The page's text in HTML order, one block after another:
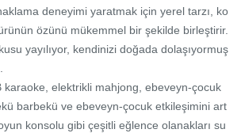
deneyimi yaratmak için yerel tarzı, ko
özünü mükemmel bir şekilde birleştirir.
yayılıyor, kendinizi doğada dolaşıyormuş
karaoke, elektrikli mahjong, ebeveyn-çocuk
barbekü ve ebeveyn-çocuk etkileşimini art
konsolu gibi çeşitli eğlence olanakları su